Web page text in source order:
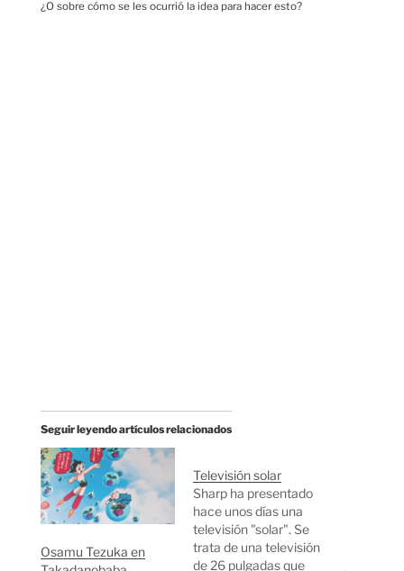
¿O sobre cómo se les ocurrió la idea para hacer esto?
Seguir leyendo artículos relacionados
Osamu Tezuka en
Televisión solar
Sharp ha presentado
hace unos días una
televisión "solar". Se
trata de una televisión
de 26 pulgadas que